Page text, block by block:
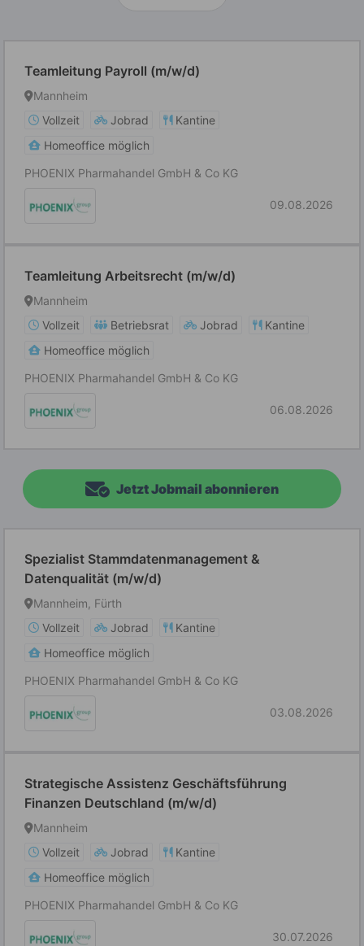
Teamleitung Payroll (m/w/d)
Mannheim
Vollzeit
Jobrad
Kantine
Homeoffice möglich
PHOENIX Pharmahandel GmbH & Co KG
09.08.2026
Teamleitung Arbeitsrecht (m/w/d)
Mannheim
Vollzeit
Betriebsrat Jobrad
Kantine
Homeoffice möglich
PHOENIX Pharmahandel GmbH & Co KG
06.08.2026
Jetzt Jobmail abonnieren
Spezialist Stammdatenmanagement &
Datenqualität (m/w/d)
Mannheim, Fürth
Vollzeit
Jobrad
Kantine
Homeoffice möglich
PHOENIX Pharmahandel GmbH & Co KG
03.08.2026
Strategische Assistenz Geschäftsführung
Finanzen Deutschland (m/w/d)
Mannheim
Vollzeit
Jobrad
Kantine
Homeoffice möglich
PHOENIX Pharmahandel GmbH & Co KG
30.07.2026